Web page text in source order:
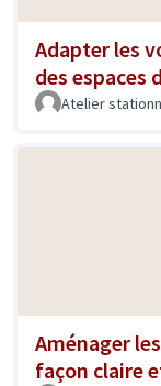
Adapter les
des espaces
Atelier
Aménager
façon claire